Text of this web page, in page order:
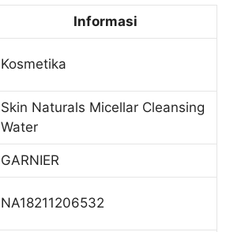
Informasi
Kosmetika
Skin Naturals Micellar Cleansing
Water
GARNIER
NA18211206532